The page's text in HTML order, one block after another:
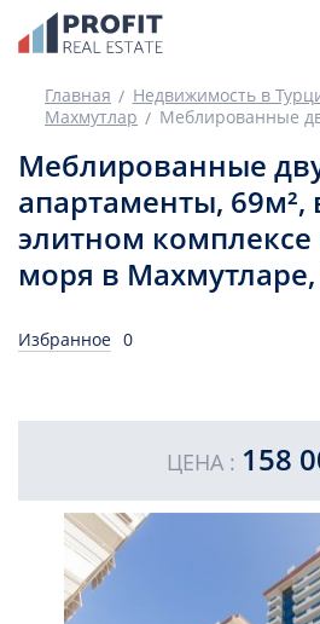
Главная Недвижимость в
Махмутлар
Меблированные
апартаменты, 69м²,
элитном комплексе
моря в
Избранное 0
ЦЕНА : 158